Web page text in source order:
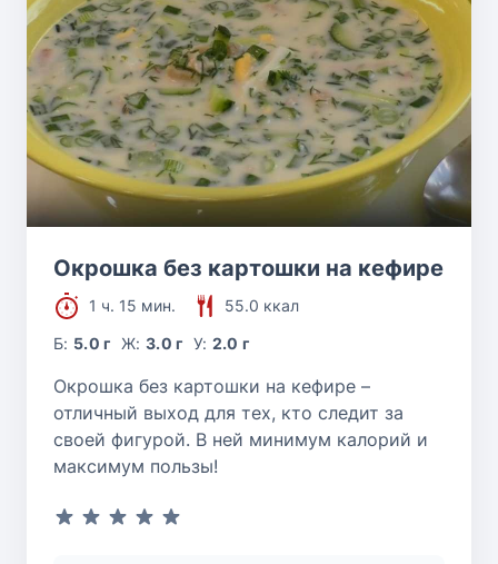
Окрошка без картошки на кефире
1 ч. 15 мин.
55.0 ккал
Б: 5.0 г Ж: 3.0 г У: 2.0 г
Окрошка без картошки на кефире –
отличный выход для тех, кто следит за
своей фигурой. В ней минимум калорий и
максимум пользы!